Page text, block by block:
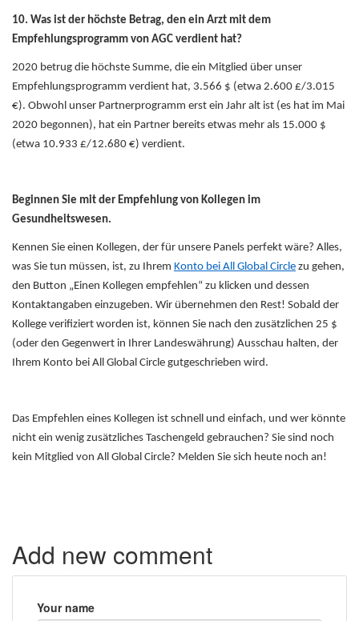
10. Was ist der höchste Betrag, den ein Arzt mit dem
Empfehlungsprogramm von AGC verdient hat?
2020 betrug die höchste Summe, die ein Mitglied über unser
Empfehlungsprogramm verdient hat, 3.566 $ (etwa 2.600 £/3.015
€). Obwohl unser Partnerprogramm erst ein Jahr alt ist (es hat im Mai
2020 begonnen), hat ein Partner bereits etwas mehr als 15.000 $
(etwa 10.933 £/12.680 €) verdient.
Beginnen Sie mit der Empfehlung von Kollegen im
Gesundheitswesen.
Kennen Sie einen Kollegen, der für unsere Panels perfekt wäre? Alles,
was Sie tun müssen, ist, zu Ihrem Konto bei All Global Circle zu gehen,
den Button „Einen Kollegen empfehlen“ zu klicken und dessen
Kontaktangaben einzugeben. Wir übernehmen den Rest! Sobald der
Kollege verifiziert worden ist, können Sie nach den zusätzlichen 25 $
(oder den Gegenwert in Ihrer Landeswährung) Ausschau halten, der
Ihrem Konto bei All Global Circle gutgeschrieben wird.
Das Empfehlen eines Kollegen ist schnell und einfach, und wer könnte
nicht ein wenig zusätzliches Taschengeld gebrauchen? Sie sind noch
kein Mitglied von All Global Circle? Melden Sie sich heute noch an!
Add new comment
Your name